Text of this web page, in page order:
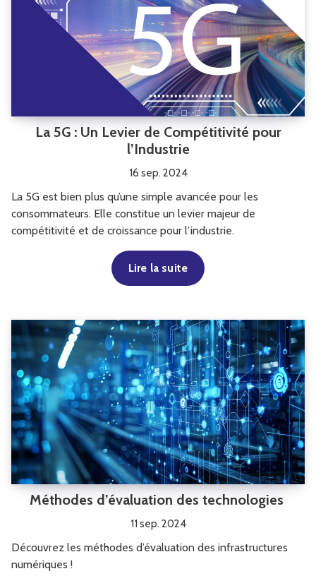
La 5G : Un Levier de Compétitivité pour
l’Industrie
16 sep. 2024
La 5G est bien plus qu’une simple avancée pour les
consommateurs. Elle constitue un levier majeur de
compétitivité et de croissance pour l’industrie.
Lire la suite
Méthodes d’évaluation des technologies
11 sep. 2024
Découvrez les méthodes d’évaluation des infrastructures
numériques !